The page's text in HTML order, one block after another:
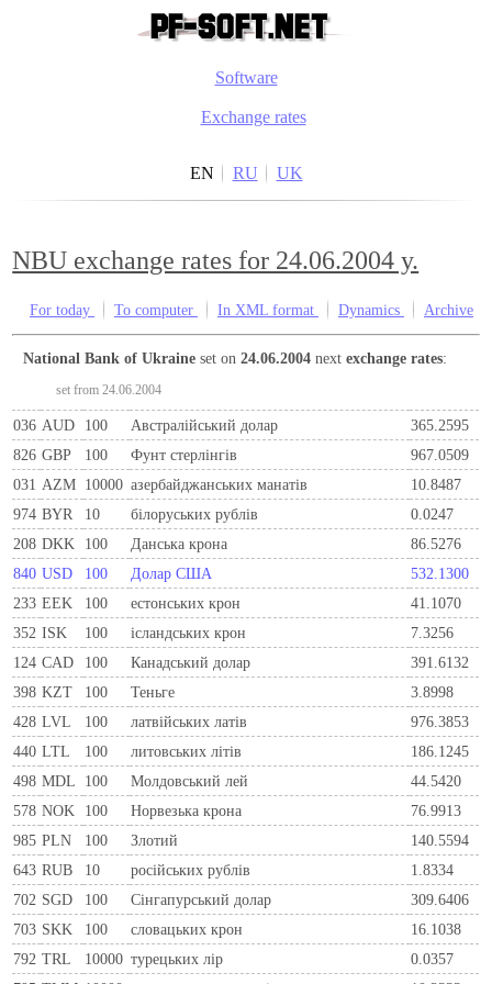
Software
Exchange rates
EN RU UK
NBU exchange rates for 24.06.2004 y.
For today To computer In XML format Dynamics Archive
National Bank of Ukraine set on24.06.2004 nextexchange rates:
set from 24.06.2004
036 AUD 100 Австралійський долар
365.2595
826 GBP 100 Фунт стерлінгів
967.0509
031 AZM 10000 азербайджанських манатів
10.8487
974 BYR 10 білоруських рублів
0.0247
208 DKK 100 Данська крона
86.5276
840 USD 100 Долар США
532.1300
233 EEK 100 естонських крон
41.1070
352 ISK 100 ісландських крон
7.3256
124 CAD 100 Канадський долар
391.6132
398 KZT 100 Теньге
3.8998
428 LVL 100 латвійських латів
976.3853
440 LTL 100 литовських літів
186.1245
498 MDL 100 Молдовський лей
44.5420
578 NOK 100 Норвезька крона
76.9913
985 PLN 100 Злотий
140.5594
643 RUB 10 російських рублів
1.8334
702 SGD 100 Сінгапурський долар
309.6406
703 SKK 100 словацьких крон
16.1038
792 TRL 10000 турецьких лір
0.0357